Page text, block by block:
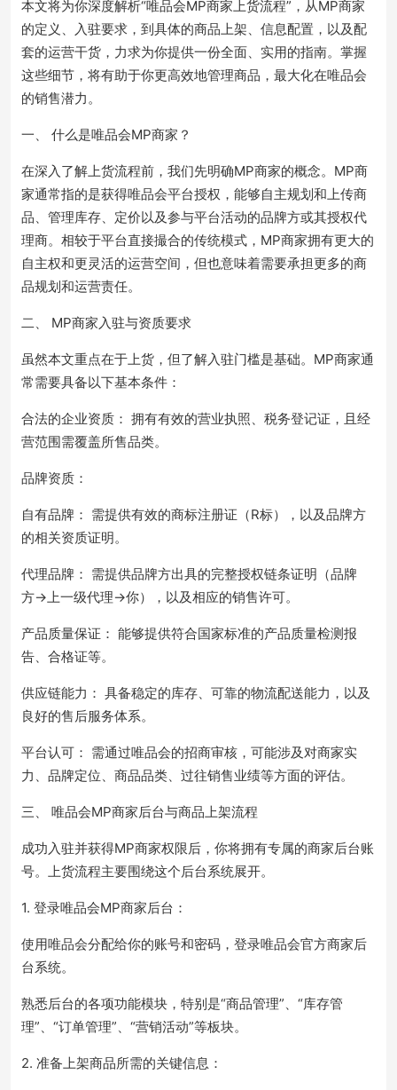
本文将为你深度解析“唯品会MP商家上货流程”，从MP商家
的定义、入驻要求，到具体的商品上架、信息配置，以及配
套的运营干货，力求为你提供一份全面、实用的指南。掌握
这些细节，将有助于你更高效地管理商品，最大化在唯品会
的销售潜力。
一、 什么是唯品会MP商家？
在深入了解上货流程前，我们先明确MP商家的概念。MP商
家通常指的是获得唯品会平台授权，能够自主规划和上传商
品、管理库存、定价以及参与平台活动的品牌方或其授权代
理商。相较于平台直接撮合的传统模式，MP商家拥有更大的
自主权和更灵活的运营空间，但也意味着需要承担更多的商
品规划和运营责任。
二、 MP商家入驻与资质要求
虽然本文重点在于上货，但了解入驻门槛是基础。MP商家通
常需要具备以下基本条件：
合法的企业资质： 拥有有效的营业执照、税务登记证，且经
营范围需覆盖所售品类。
品牌资质：
自有品牌： 需提供有效的商标注册证（R标），以及品牌方
的相关资质证明。
代理品牌： 需提供品牌方出具的完整授权链条证明（品牌
方->上一级代理->你），以及相应的销售许可。
产品质量保证： 能够提供符合国家标准的产品质量检测报
告、合格证等。
供应链能力： 具备稳定的库存、可靠的物流配送能力，以及
良好的售后服务体系。
平台认可： 需通过唯品会的招商审核，可能涉及对商家实
力、品牌定位、商品品类、过往销售业绩等方面的评估。
三、 唯品会MP商家后台与商品上架流程
成功入驻并获得MP商家权限后，你将拥有专属的商家后台账
号。上货流程主要围绕这个后台系统展开。
1. 登录唯品会MP商家后台：
使用唯品会分配给你的账号和密码，登录唯品会官方商家后
台系统。
熟悉后台的各项功能模块，特别是“商品管理”、“库存管
理”、“订单管理”、“营销活动”等板块。
2. 准备上架商品所需的关键信息：